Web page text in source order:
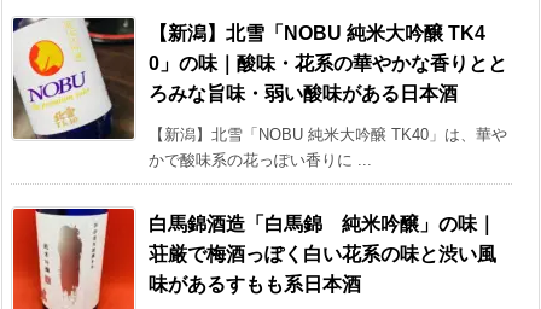
【新潟】北雪「NOBU 純米大吟醸 TK4
0」の味｜酸味・花系の華やかな香りとと
ろみな旨味・弱い酸味がある日本酒
【新潟】北雪「NOBU 純米大吟醸 TK40」は、華や
かで酸味系の花っぽい香りに ...
白馬錦酒造「白馬錦 純米吟醸」の味｜
荘厳で梅酒っぽく白い花系の味と渋い風
味があるすもも系日本酒